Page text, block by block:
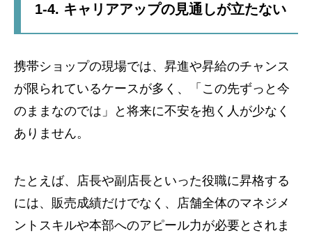
1-4. キャリアアップの見通しが立たない
携帯ショップの現場では、昇進や昇給のチャンス
が限られているケースが多く、「この先ずっと今
のままなのでは」と将来に不安を抱く人が少なく
ありません。
たとえば、店長や副店長といった役職に昇格する
には、販売成績だけでなく、店舗全体のマネジメ
ントスキルや本部へのアピール力が必要とされま